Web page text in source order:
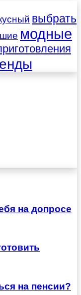
выбрать
модные
на допросе
на пенсии?